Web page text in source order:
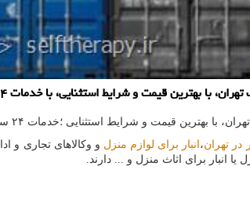
با خدمات ۲۴ ساعته حتی روزهای تعطیل در خدمت مردم عزیز می باشد.
؛خدمات ۲۴ ساعته حتی روزهای تعطیل. در خدمت مردم عزیز می باشد.
در تهران،انبار برای لوازم منزل و وکالاهای تجاری و
یا انبار برای اثاث منزل و ... دارند.